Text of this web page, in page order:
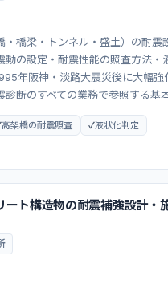
・橋梁・トンネル・盛土）の耐震
動の設定・耐震性能の照査方法・
年阪神・淡路大震災後に大幅強
断のすべての業務で参照する基本
高架橋の耐震照査
液状化判定
ート構造物の耐震補強設計・